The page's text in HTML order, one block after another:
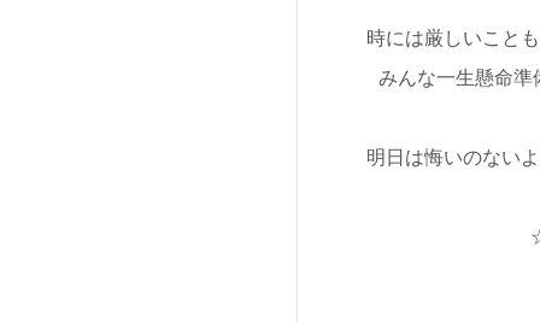
時には厳しいこと
みんな一生懸命準
明日は悔いのない